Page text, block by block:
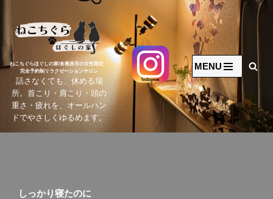
コ
ン
テ
ン
ツ
へ
ス
キ
ねこちぐらほぐしの家/各務原市の女性限定・
完全予約制リラクゼーションサロン
話さなくても、休める場
所。首こり・肩こり・頭の
重さ・疲れを、オールハン
ドでやさしくゆるめます。
MENU
しっかり寝たのに